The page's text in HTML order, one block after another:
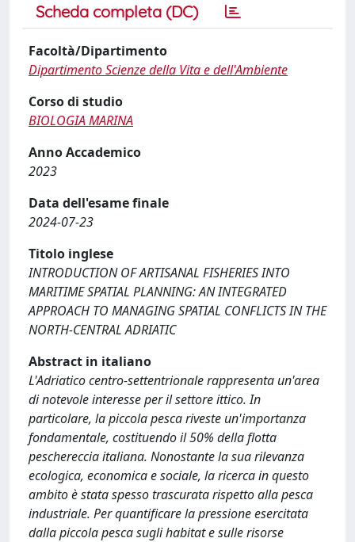
Scheda completa (DC)
Facoltà/Dipartimento
Dipartimento Scienze della Vita e dell'Ambiente
Corso di studio
BIOLOGIA MARINA
Anno Accademico
2023
Data dell'esame finale
2024-07-23
Titolo inglese
INTRODUCTION OF ARTISANAL FISHERIES INTO
MARITIME SPATIAL PLANNING: AN INTEGRATED
APPROACH TO MANAGING SPATIAL CONFLICTS IN THE
NORTH-CENTRAL ADRIATIC
Abstract in italiano
L'Adriatico centro-settentrionale rappresenta un'area
di notevole interesse per il settore ittico. In
particolare, la piccola pesca riveste un'importanza
fondamentale, costituendo il 50% della flotta
peschereccia italiana. Nonostante la sua rilevanza
ecologica, economica e sociale, la ricerca in questo
ambito è stata spesso trascurata rispetto alla pesca
industriale. Per quantificare la pressione esercitata
dalla piccola pesca sugli habitat e sulle risorse